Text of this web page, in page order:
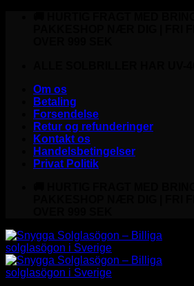
Om os
Betaling
Forsendelse
Retur og refunderinger
Kontakt os
Handelsbetingelser
Privat Politik